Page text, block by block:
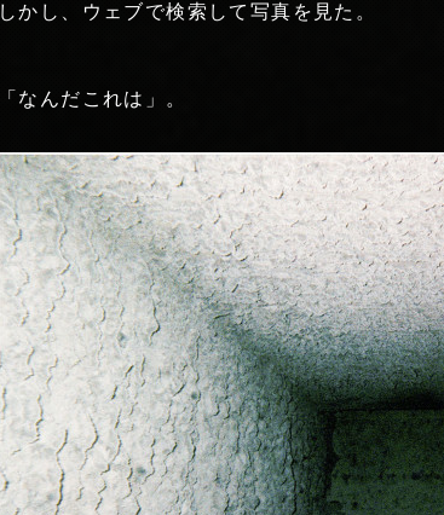
しかし、ウェブで検索して写真を見た。
「なんだこれは」。